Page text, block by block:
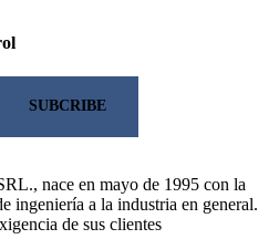
SUBCRIBE
nace en mayo de 1995 con la
ingeniería a la industria en general.
de sus clientes